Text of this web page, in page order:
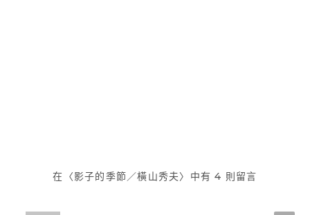
在〈影子的季節／橫山秀夫〉中有 4 則留言